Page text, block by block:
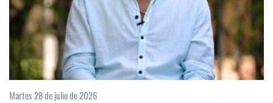
Martes 28 de julio de 2026